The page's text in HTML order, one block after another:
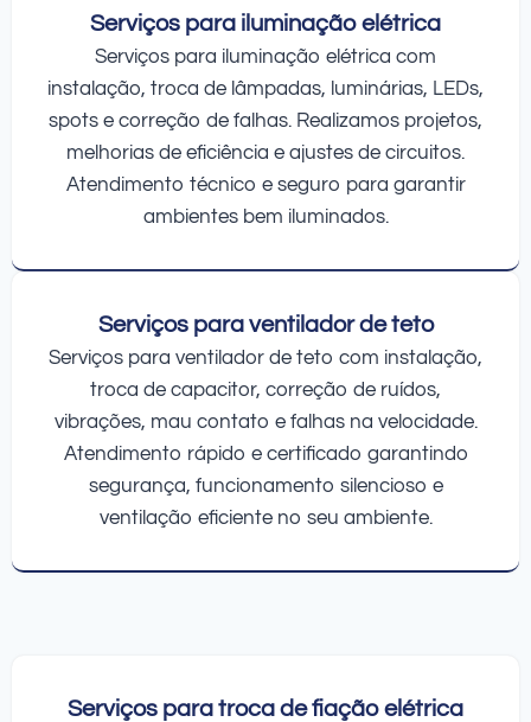
Serviços para iluminação elétrica
Serviços para iluminação elétrica com
instalação, troca de lâmpadas, luminárias, LEDs,
spots e correção de falhas. Realizamos projetos,
melhorias de eficiência e ajustes de circuitos.
Atendimento técnico e seguro para garantir
ambientes bem iluminados.
Serviços para ventilador de teto
Serviços para ventilador de teto com instalação,
troca de capacitor, correção de ruídos,
vibrações, mau contato e falhas na velocidade.
Atendimento rápido e certificado garantindo
segurança, funcionamento silencioso e
ventilação eficiente no seu ambiente.
Serviços para troca de fiação elétrica